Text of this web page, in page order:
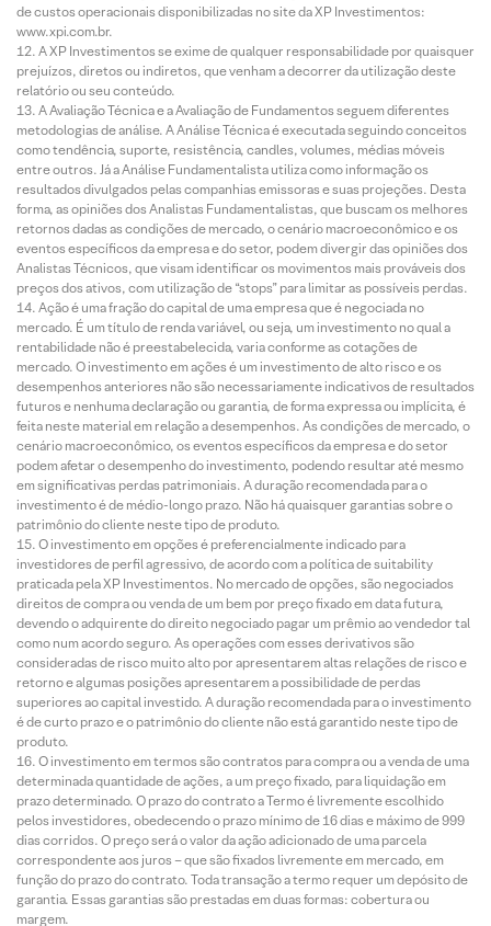
de custos operacionais disponibilizadas no site da XP Investimentos:
www.xpi.com.br.
A XP Investimentos se exime de qualquer responsabilidade por quaisquer
prejuízos, diretos ou indiretos, que venham a decorrer da utilização deste
relatório ou seu conteúdo.
A Avaliação Técnica e a Avaliação de Fundamentos seguem diferentes
metodologias de análise. A Análise Técnica é executada seguindo conceitos
como tendência, suporte, resistência, candles, volumes, médias móveis
entre outros. Já a Análise Fundamentalista utiliza como informação os
resultados divulgados pelas companhias emissoras e suas projeções. Desta
forma, as opiniões dos Analistas Fundamentalistas, que buscam os melhores
retornos dadas as condições de mercado, o cenário macroeconômico e os
eventos específicos da empresa e do setor, podem divergir das opiniões dos
Analistas Técnicos, que visam identificar os movimentos mais prováveis dos
preços dos ativos, com utilização de “stops” para limitar as possíveis perdas.
Ação é uma fração do capital de uma empresa que é negociada no
mercado. É um título de renda variável, ou seja, um investimento no qual a
rentabilidade não é preestabelecida, varia conforme as cotações de
mercado. O investimento em ações é um investimento de alto risco e os
desempenhos anteriores não são necessariamente indicativos de resultados
futuros e nenhuma declaração ou garantia, de forma expressa ou implícita, é
feita neste material em relação a desempenhos. As condições de mercado, o
cenário macroeconômico, os eventos específicos da empresa e do setor
podem afetar o desempenho do investimento, podendo resultar até mesmo
em significativas perdas patrimoniais. A duração recomendada para o
investimento é de médio-longo prazo. Não há quaisquer garantias sobre o
patrimônio do cliente neste tipo de produto.
O investimento em opções é preferencialmente indicado para
investidores de perfil agressivo, de acordo com a política de suitability
praticada pela XP Investimentos. No mercado de opções, são negociados
direitos de compra ou venda de um bem por preço fixado em data futura,
devendo o adquirente do direito negociado pagar um prêmio ao vendedor tal
como num acordo seguro. As operações com esses derivativos são
consideradas de risco muito alto por apresentarem altas relações de risco e
retorno e algumas posições apresentarem a possibilidade de perdas
superiores ao capital investido. A duração recomendada para o investimento
é de curto prazo e o patrimônio do cliente não está garantido neste tipo de
produto.
O investimento em termos são contratos para compra ou a venda de uma
determinada quantidade de ações, a um preço fixado, para liquidação em
prazo determinado. O prazo do contrato a Termo é livremente escolhido
pelos investidores, obedecendo o prazo mínimo de 16 dias e máximo de 999
dias corridos. O preço será o valor da ação adicionado de uma parcela
correspondente aos juros – que são fixados livremente em mercado, em
função do prazo do contrato. Toda transação a termo requer um depósito de
garantia. Essas garantias são prestadas em duas formas: cobertura ou
margem.